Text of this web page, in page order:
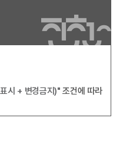
시 + 변경금지)" 조건에 따라